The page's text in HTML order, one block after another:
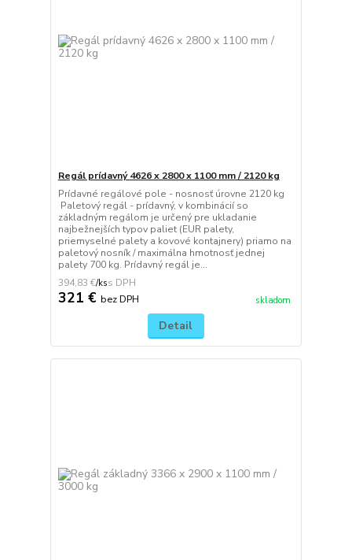
Regál prídavný 4626 x 2800 x 1100 mm / 2120 kg
Prídavné regálové pole - nosnosť úrovne 2120 kg
Paletový regál - prídavný, v kombinácií so
základným regálom je určený pre ukladanie
najbežnejších typov paliet (EUR palety,
priemyselné palety a kovové kontajnery) priamo na
paletový nosník / maximálna hmotnosť jednej
palety 700 kg. Prídavný regál je...
394,83 €/ks
321 € bez DPH skladom
Detail